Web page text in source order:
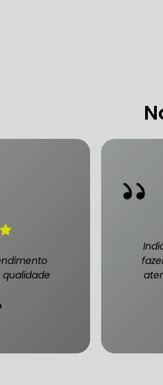
FREIO DO CARRO SÃO
OFICINA MECÂNICA
MECÂNICO PARA
MECÂNICO PARA CARROS
OFICINA MECÂNICA DE
MECÂNICO PARA REVISÃO